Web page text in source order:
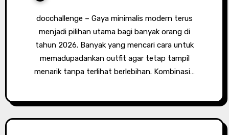
docchallenge – Gaya minimalis modern terus
menjadi pilihan utama bagi banyak orang di
tahun 2026. Banyak yang mencari cara untuk
memadupadankan outfit agar tetap tampil
menarik tanpa terlihat berlebihan. Kombinasi…